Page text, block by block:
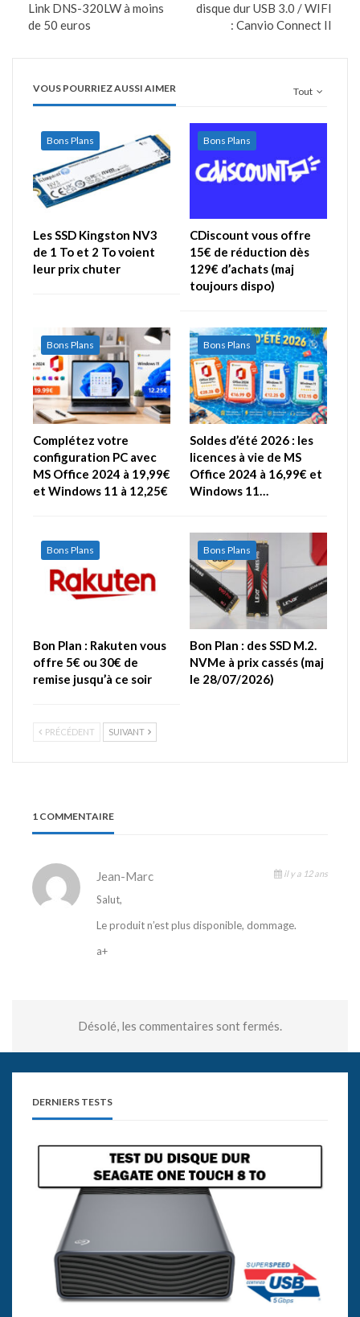
Link DNS-320LW à moins
de 50 euros
disque dur USB 3.0 / WIFI
: Canvio Connect II
Tout
VOUS POURRIEZ AUSSI AIMER
Bons Plans
Les SSD Kingston NV3
de 1 To et 2 To voient
leur prix chuter
Bons Plans
CDiscount vous offre
15€ de réduction dès
129€ d’achats (maj
toujours dispo)
Bons Plans
Complétez votre
configuration PC avec
MS Office 2024 à 19,99€
et Windows 11 à 12,25€
Bons Plans
Soldes d’été 2026 : les
licences à vie de MS
Office 2024 à 16,99€ et
Windows 11…
Bons Plans
Bon Plan : Rakuten vous
offre 5€ ou 30€ de
remise jusqu’à ce soir
Bons Plans
Bon Plan : des SSD M.2.
NVMe à prix cassés (maj
le 28/07/2026)
PRÉCÉDENT SUIVANT
1 COMMENTAIRE
Jean-Marc il y a 12 ans
Salut,
Le produit n’est plus disponible, dommage.
a+
Désolé, les commentaires sont fermés.
DERNIERS TESTS